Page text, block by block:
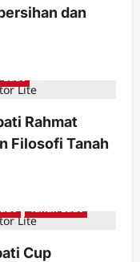
dan
Laut
Rahmat
Filosofi Tanah
Tanah Laut
Cup